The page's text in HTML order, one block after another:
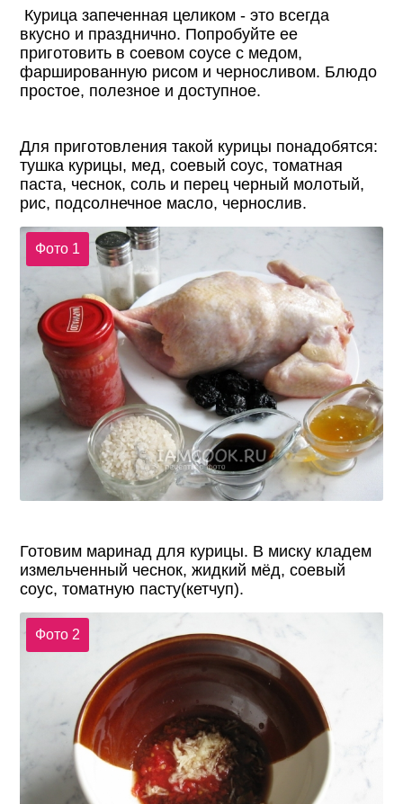
Курица запеченная целиком - это всегда
вкусно и празднично. Попробуйте ее
приготовить в соевом соусе с медом,
фаршированную рисом и черносливом. Блюдо
простое, полезное и доступное.
Для приготовления такой курицы понадобятся:
тушка курицы, мед, соевый соус, томатная
паста, чеснок, соль и перец черный молотый,
рис, подсолнечное масло, чернослив.
Фото 1
Готовим маринад для курицы. В миску кладем
измельченный чеснок, жидкий мёд, соевый
соус, томатную пасту(кетчуп).
Фото 2